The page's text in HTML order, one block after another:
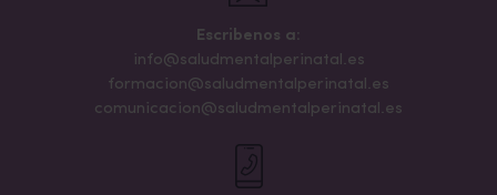
Escribenos a:
info@saludmentalperinatal.es
formacion@saludmentalperinatal.es
comunicacion@saludmentalperinatal.es